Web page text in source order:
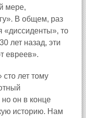
мере,
В общем, раз
«диссиденты», то
лет назад, эти
евреев».
сто лет тому
но он в конце
историю. Нам